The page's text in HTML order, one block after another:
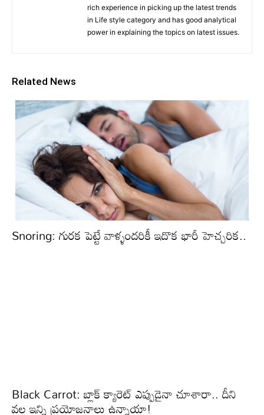
rich experience in picking up the latest trends
in Life style category and has good analytical
power in explaining the topics on latest issues.
Related News
Snoring: గురక పెట్టే వాళ్ళందరికీ ఇదొక భారీ హెచ్చరిక..
Black Carrot: బ్లాక్ క్యారెట్‌ ఎప్పుడైనా చూశారా.. దీని
వల్ల ఇన్ని ప్రయోజనాలు ఉన్నాయా!